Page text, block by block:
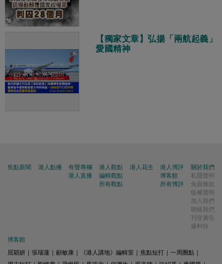
【獨家文章】弘揚「兩航起義」
愛國精神
焦點新聞 港人點播
有聲專欄
港人直播
港人觀點
編輯觀點
所有觀點
港人花生
港人博評
博客館
所有博評
關於我們
私隱聲明
免責條款
版權聲明
加入我們
聯絡我們
刊登廣告
爆料快
博客館
屈穎妍
張瑞蓮 顧敏康 《港人講地》編輯室 焦點短打 一周圈點